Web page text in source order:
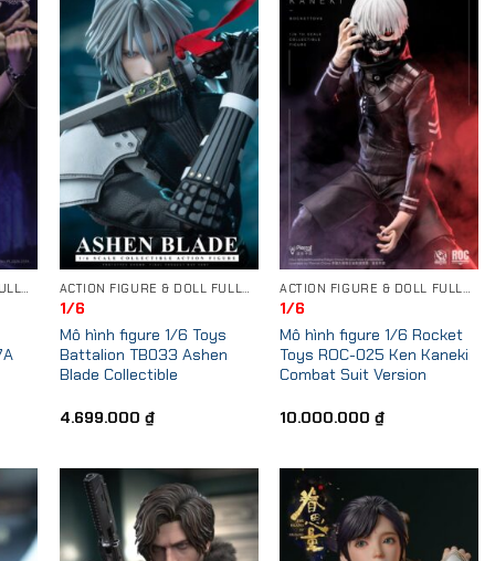
to
ACTION FIGURE & DOLL FULLSET
Add to
Wishlist
ACTION FIGURE & DOLL FULLSET
1/6
Mô hình figure 1/6 Toys
Battalion TB033 Ashen
Blade Collectible
4.699.000 ₫
ACTION FIGURE & DOLL FULLSET
1/6
Mô hình figure 1/6 Rocket
Toys ROC-025 Ken Kaneki
Combat Suit Version
10.000.000₫
to
Add to
Wishlist
Wishlist